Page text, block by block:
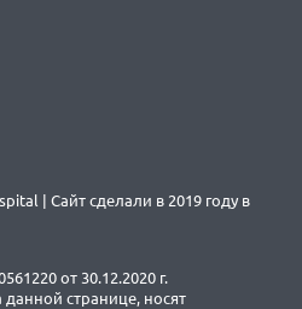
| Сайт сделали в 2019 году в
от 30.12.2020 г.
странице, носят